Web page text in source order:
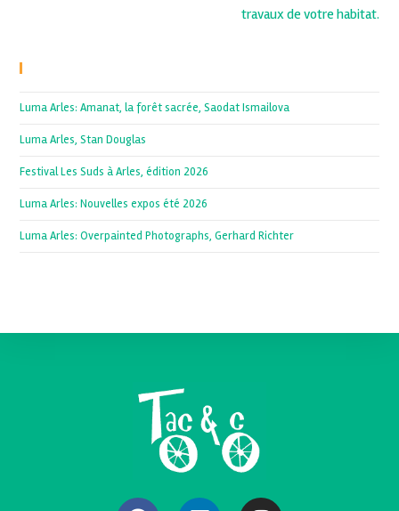
travaux de votre habitat.
Luma Arles: Amanat, la forêt sacrée, Saodat Ismailova
Luma Arles, Stan Douglas
Festival Les Suds à Arles, édition 2026
Luma Arles: Nouvelles expos été 2026
Luma Arles: Overpainted Photographs, Gerhard Richter